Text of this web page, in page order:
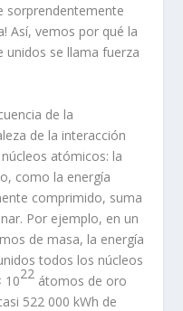
sorprendentemente
Así, vemos por qué la
unidos se llama fuerza
de la
de la interacción
atómicos: la
como la energía
comprimido, suma
Por ejemplo, en un
de masa, la energía
todos los núcleos
1022 átomos de oro
522 000 kWh de